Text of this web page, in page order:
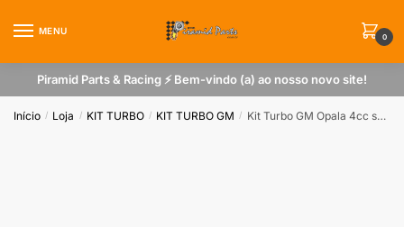
MENU
0
Piramid Parts & Racing ⚡ Bem-vindo (a) ao nosso novo site!
Início / Loja / KIT TURBO / KIT TURBO GM / Kit Turbo GM Opala 4cc sem Turbina